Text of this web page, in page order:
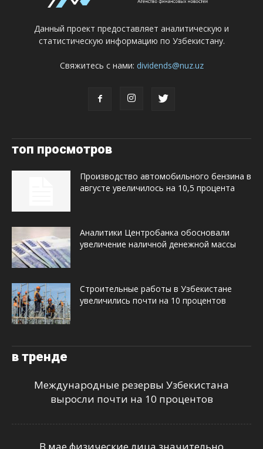
Данный проект предоставляет аналитическую и
статистическую информацию по Узбекистану.
Свяжитесь с нами: dividends@nuz.uz
топ просмотров
Производство автомобильного бензина в
августе увеличилось на 10,5 процента
Аналитики Центробанка обосновали
увеличение наличной денежной массы
Строительные работы в Узбекистане
увеличились почти на 10 процентов
в тренде
Международные резервы Узбекистана
выросли почти на 10 процентов